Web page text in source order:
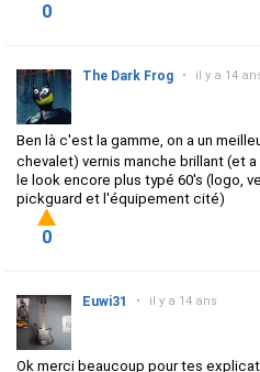
0
The Dark Frog • il y a 14
Ben là c'est la gamme, on a un
chevalet) vernis manche brillant (et
le look encore plus typé 60's (logo,
pickguard et l'équipement cité)
0
Euwi31 • il y a 14 ans
Ok merci beaucoup pour tes